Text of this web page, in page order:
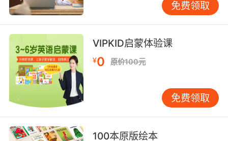
龙名称，还能简单描述特征。这正是兴趣驱动的
力量——当学习与热爱结合，自学便转化为主动
探索。随着孩子年龄增长，可逐步引入优质英语
学习APP。选择时应注重游戏化与听说培养，而
非单纯刷题。每日使用15-20分钟为宜，关键在
于持续与规律。培养自主学习的习惯自学能力的
核心在于习惯养成。良好的学习习惯离不开家长
的耐心引导。建议与孩子共同制定简单的“英语学
习时间表”。例如：晨起听10分钟英文儿歌，晚餐
后看15分钟动画，睡前共读一本绘本。将时间表
免费领取
VIPKID启蒙体验课
¥0 原价100元
免费领取
100本原版绘本